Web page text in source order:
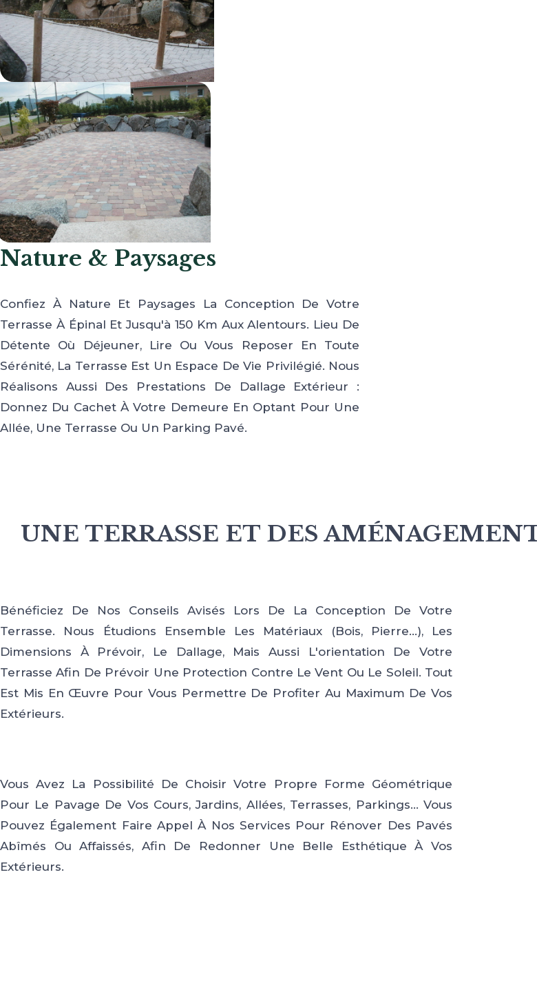
Nature & Paysages
Confiez À Nature Et Paysages La Conception De Votre
Terrasse À Épinal Et Jusqu'à 150 Km Aux Alentours. Lieu De
Détente Où Déjeuner, Lire Ou Vous Reposer En Toute
Sérénité, La Terrasse Est Un Espace De Vie Privilégié. Nous
Réalisons Aussi Des Prestations De Dallage Extérieur :
Donnez Du Cachet À Votre Demeure En Optant Pour Une
Allée, Une Terrasse Ou Un Parking Pavé.
UNE TERRASSE ET DES
Bénéficiez De Nos Conseils Avisés Lors De La Conception De Votre
Terrasse. Nous Étudions Ensemble Les Matériaux (bois, Pierre…), Les
Dimensions À Prévoir, Le Dallage, Mais Aussi L'orientation De Votre
Terrasse Afin De Prévoir Une Protection Contre Le Vent Ou Le Soleil. Tout
Est Mis En Œuvre Pour Vous Permettre De Profiter Au Maximum De Vos
Extérieurs.
Vous Avez La Possibilité De Choisir Votre Propre Forme Géométrique
Pour Le Pavage De Vos Cours, Jardins, Allées, Terrasses, Parkings… Vous
Pouvez Également Faire Appel À Nos Services Pour Rénover Des Pavés
Abîmés Ou Affaissés, Afin De Redonner Une Belle Esthétique À Vos
Extérieurs.